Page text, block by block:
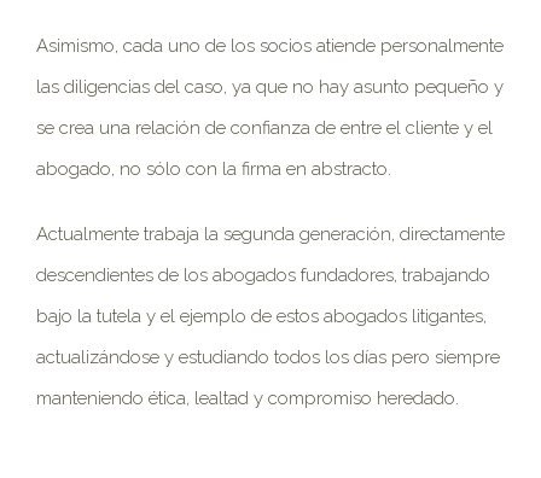
Asimismo, cada uno de los socios atiende personalmente
las diligencias del caso, ya que no hay asunto pequeño y
se crea una relación de confianza de entre el cliente y el
abogado, no sólo con la firma en abstracto.
Actualmente trabaja la segunda generación, directamente
descendientes de los abogados fundadores, trabajando
bajo la tutela y el ejemplo de estos abogados litigantes,
actualizándose y estudiando todos los días pero siempre
manteniendo ética, lealtad y compromiso heredado.